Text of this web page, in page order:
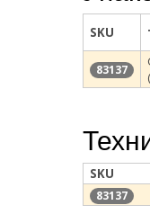
SKU
83137
SKU
83137